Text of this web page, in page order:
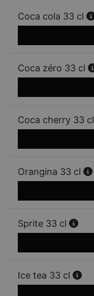
Coca cola 33 cl
Coca zéro 33 cl
Coca cherry 33 cl
Orangina 33 cl
Sprite 33 cl
Ice tea 33 cl